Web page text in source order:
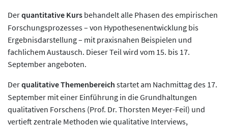
Derquantitative Kurs behandelt alle Phasen des empirischen
Forschungsprozesses – von Hypothesenentwicklung bis
Ergebnisdarstellung – mit praxisnahen Beispielen und
fachlichem Austausch. Dieser Teil wird vom 15. bis 17.
September angeboten.
Derqualitative Themenbereich startet am Nachmittag des 17.
September mit einer Einführung in die Grundhaltungen
qualitativen Forschens (Prof. Dr. Thorsten Meyer-Feil) und
vertieft zentrale Methoden wie qualitative Interviews,